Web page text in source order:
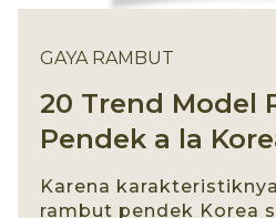
GAYA RAMBUT
20 Trend Model
Pendek a la
Karena
rambut pendek Korea